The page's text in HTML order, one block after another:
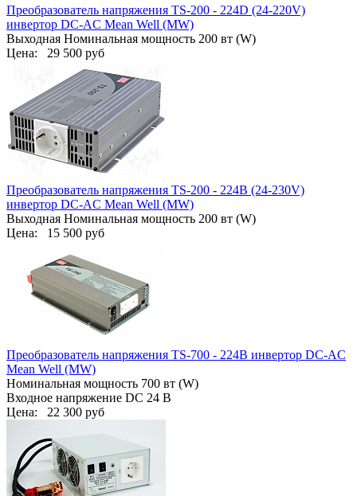
Преобразователь напряжения TS-200 - 224D (24-220V)
инвертор DC-AC Mean Well (MW)
Выходная Номинальная мощность 200 вт (W)
Цена: 29 500 руб
Преобразователь напряжения TS-200 - 224B (24-230V)
инвертор DC-AC Mean Well (MW)
Выходная Номинальная мощность 200 вт (W)
Цена: 15 500 руб
Преобразователь напряжения TS-700 - 224B инвертор DC-AC
Mean Well (MW)
Номинальная мощность 700 вт (W)
Входное напряжение DC 24 В
Цена: 22 300 руб